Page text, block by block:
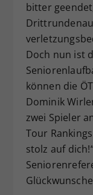
bitter
Doch nun ist
können die
Dominik
zwei Spieler
Tour
stolz auf